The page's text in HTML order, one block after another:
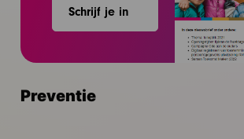
Schrijf je in
Preventie